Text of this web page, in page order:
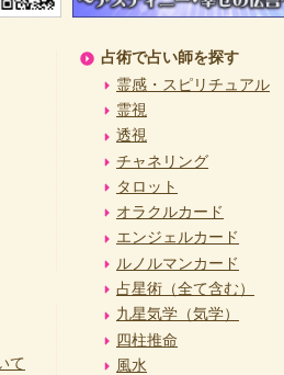
て
占術で占い師を探す
霊感・スピリチュアル
霊視
透視
チャネリング
タロット
オラクルカード
エンジェルカード
ルノルマンカード
占星術（全て含む）
九星気学（気学）
四柱推命
風水